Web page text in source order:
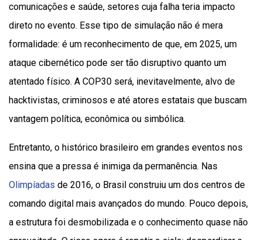
comunicações e saúde, setores cuja falha teria impacto
direto no evento. Esse tipo de simulação não é mera
formalidade: é um reconhecimento de que, em 2025, um
ataque cibernético pode ser tão disruptivo quanto um
atentado físico. A COP30 será, inevitavelmente, alvo de
hacktivistas, criminosos e até atores estatais que buscam
vantagem política, econômica ou simbólica.
Entretanto, o histórico brasileiro em grandes eventos nos
ensina que a pressa é inimiga da permanência. Nas
Olimpíadas de 2016, o Brasil construiu um dos centros de
comando digital mais avançados do mundo. Pouco depois,
a estrutura foi desmobilizada e o conhecimento quase não